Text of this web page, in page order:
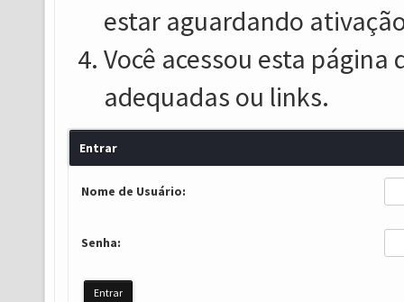
estar aguardando
Você acessou esta
adequadas ou links.
Entrar
Nome de Usuário:
Senha: